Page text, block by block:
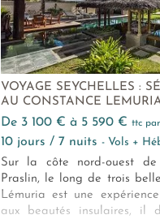
VOYAGE SEYCHELLES :
AU CONSTANCE
de 3 100 € à 5 590 € ttc
10 jours / 7 nuits - Vols +
Sur la côte nord-ouest
Praslin, le long de trois
Lémuria est une
aux beautés insulaires, il